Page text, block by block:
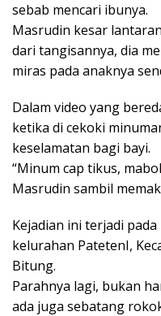
sebab mencari ibunya.
Masrudin kesar
dari tangisannya, dia
miras pada anaknya
Dalam video yang
ketika di cekoki
keselamatan bagi bayi.
“Minum cap tikus,
Masrudin sambil
Kejadian ini terjadi
kelurahan PatetenI,
Bitung.
Parahnya lagi, bukan
ada juga sebatang